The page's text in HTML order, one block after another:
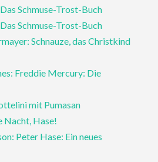
Schmuse-Trost-Buch
Schmuse-Trost-Buch
Schnauze, das Christkind
Freddie Mercury: Die
mit Pumasan
Nacht, Hase!
Peter Hase: Ein neues